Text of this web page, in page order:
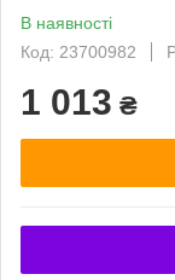
В наявності
Код: 23700982
1 013 ₴